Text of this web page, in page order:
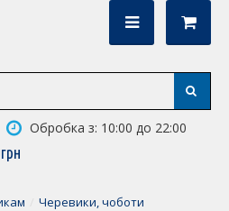
Обробка з: 10:00 до 22:00
грн
Черевики, чоботи